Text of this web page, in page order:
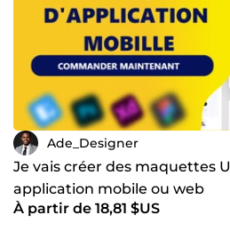
Ade_Designer
Je vais créer des maquettes
application mobile ou web
À partir de 18,81 $US